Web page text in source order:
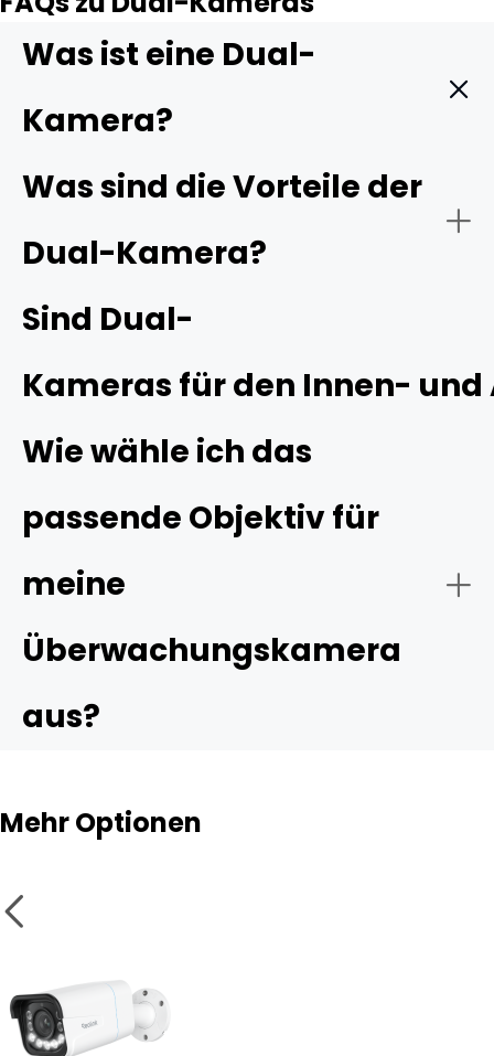
Was ist eine Dual-
Kamera?
Eine Dual-Kamera stellt ein modernes
Überwachungsgerät dar, das zwei separate Objektive in
erfassen in der Regel unterschiedliche Blickwinkel oder
wird der Sichtbereich der Kamera erheblich erweitert,
wodurch eine detailreichere Bildqualität im Vergleich zu
Was sind die Vorteile der
Dual-Kamera?
Sind Dual-
Kameras für den Innen-
Wie wähle ich das
passende Objektiv für
meine
Überwachungskamera
aus?
Mehr Optionen